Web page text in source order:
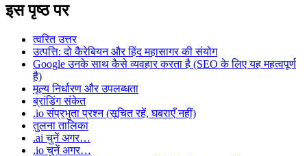
इस पृष्ठ पर
त्वरित उत्तर
उत्पत्ति: दो कैरेबियन और हिंद महासागर की संयोग
Google उनके साथ कैसे व्यवहार करता है (SEO के लिए यह महत्वपूर्ण
है)
मूल्य निर्धारण और उपलब्धता
ब्रांडिंग संकेत
.io संप्रभुता प्रश्न (सूचित रहें, घबराएँ नहीं)
तुलना तालिका
.ai चुनें अगर…
.io चुनें अगर…